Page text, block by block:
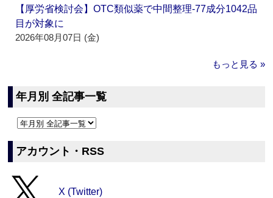
【厚労省検討会】OTC類似薬で中間整理‐77成分1042品
目が対象に
2026年08月07日 (金)
もっと見る »
年月別 全記事一覧
アカウント・RSS
X (Twitter)